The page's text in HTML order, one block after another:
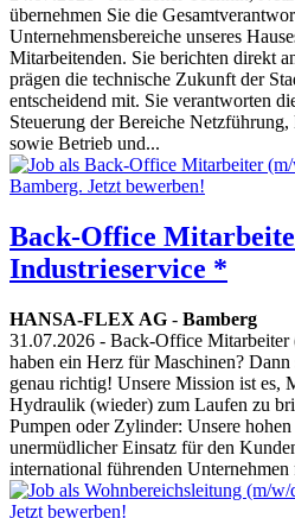
übernehmen Sie die
Unternehmensbereiche unseres
Mitarbeitenden. Sie berichten direkt
prägen die technische Zukunft der
entscheidend mit. Sie verantworten
Steuerung der Bereiche
sowie Betrieb und...
Back-Office
Industrieservice *
HANSA-FLEX AG - Bamberg
31.07.2026 - Back-Office Mitarbeiter
haben ein Herz für Maschinen?
genau richtig! Unsere Mission ist es,
Hydraulik (wieder) zum Laufen zu
Pumpen oder Zylinder: Unsere
unermüdlicher Einsatz für den
international führenden